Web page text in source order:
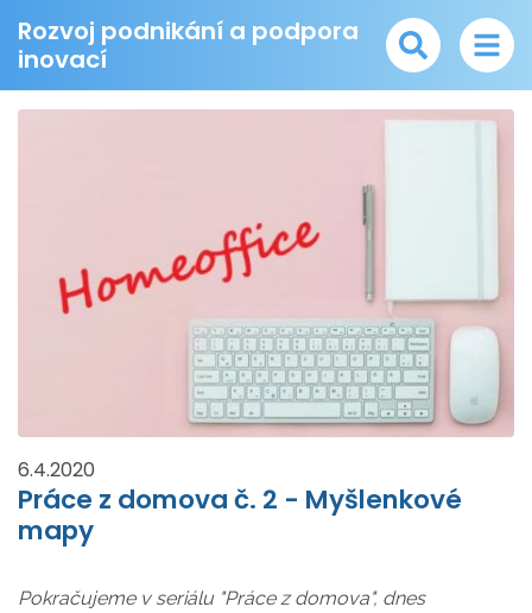
Rozvoj podnikání a podpora
inovací
6.4.2020
Práce z domova č. 2 - Myšlenkové
mapy
Pokračujeme v seriálu "Práce z domova", dnes